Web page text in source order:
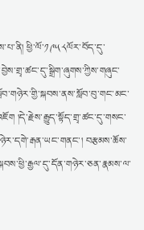
ཕྱི་ལོ་༡༩༥༨ལོར་བོད་དུ་
།དེ་རྗེས་རྒྱུད་སྟོད་གྲྭ་ཚང་དུ་གསང་
བརྩམས་ཆོས་